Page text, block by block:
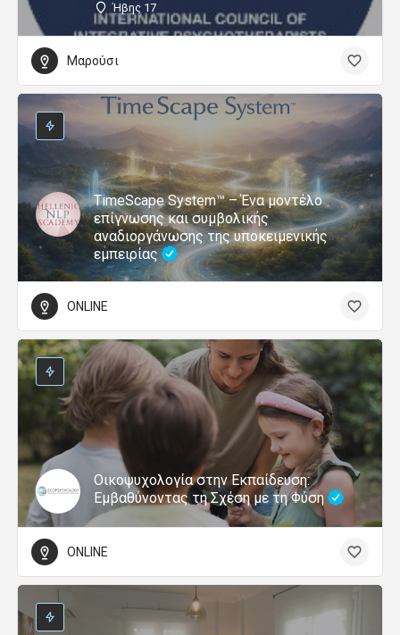
Ήβης 17
Μαρούσι
TimeScape System™ – Ένα μοντέλο
επίγνωσης και συμβολικής
αναδιοργάνωσης της υποκειμενικής
εμπειρίας
ONLINE
Οικοψυχολογία στην Εκπαίδευση:
Εμβαθύνοντας τη Σχέση με τη Φύση
ONLINE